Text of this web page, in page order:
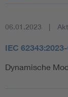
06.01.2023
IEC 62343:2023-
Dynamische